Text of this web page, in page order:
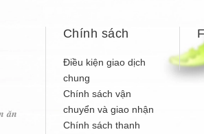
𝒂̆𝒏
Chính sách
Điều kiện giao dịch
chung
Chính sách vận
chuyển và giao nhận
Chính sách thanh